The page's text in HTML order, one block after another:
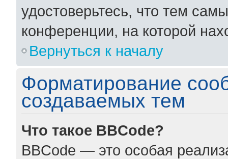
удостоверьтесь, что тем
конференции, на которой
Вернуться к началу
Форматирование
создаваемых тем
Что такое BBCode?
BBCode — это особая